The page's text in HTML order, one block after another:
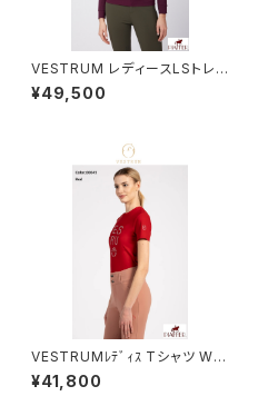
VESTRUM レディースLSトレ
ーニングトップス W65836000
2
¥49,500
VESTRUMﾚﾃﾞｨｽ Tシャツ W6
33860002
¥41,800